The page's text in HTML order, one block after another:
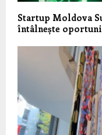
Startup Moldova
întâlnește